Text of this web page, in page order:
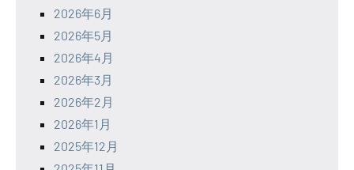
2026年6月
2026年5月
2026年4月
2026年3月
2026年2月
2026年1月
2025年12月